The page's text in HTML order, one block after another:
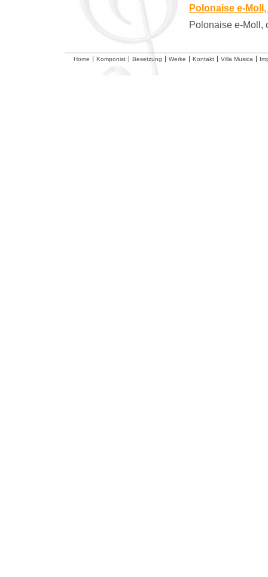
Polonaise e-Moll,
Polonaise e-Moll,
Home Komponist Besetzung Werke Kontakt Villa Musica